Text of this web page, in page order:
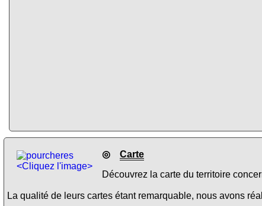
<Cliquez l'image>
◎ Carte
Découvrez la carte du territoire
La qualité de leurs cartes étant remarquable, nous avons